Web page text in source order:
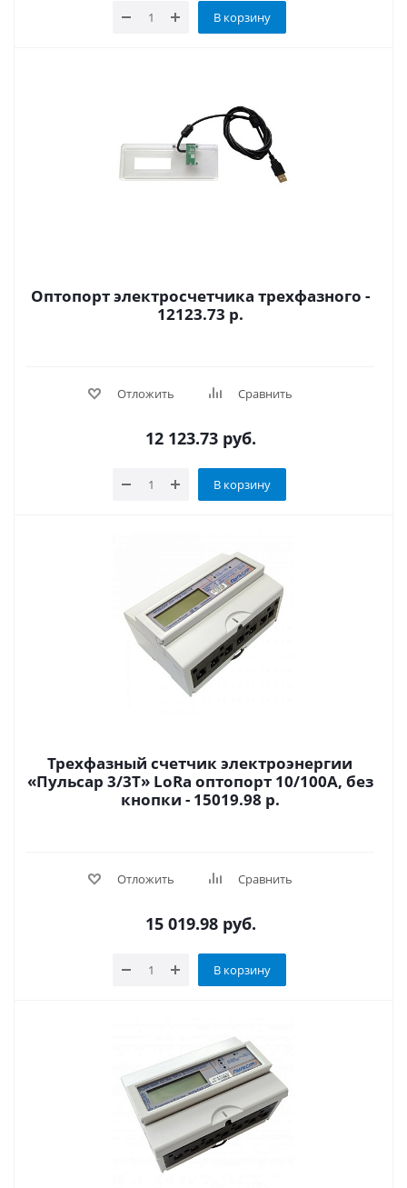
В корзину
Оптопорт электросчетчика трехфазного -
12123.73 р.
Отложить Сравнить
12 123.73руб.
В корзину
Трехфазный счетчик электроэнергии
«Пульсар 3/3Т» LoRa оптопорт 10/100А, без
кнопки - 15019.98 р.
Отложить Сравнить
15 019.98руб.
В корзину